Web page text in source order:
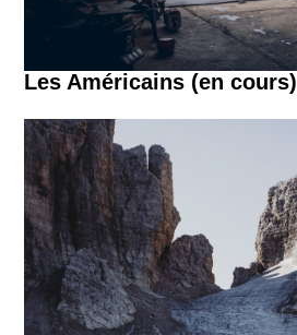
Les Américains (en cours)